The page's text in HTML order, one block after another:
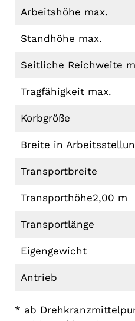
Arbeitshöhe max.
Standhöhe max.
Seitliche Reichweite
Tragfähigkeit max.
Korbgröße
Breite in
Transportbreite
Transporthöhe2,00 m
Transportlänge
Eigengewicht
Antrieb
* ab